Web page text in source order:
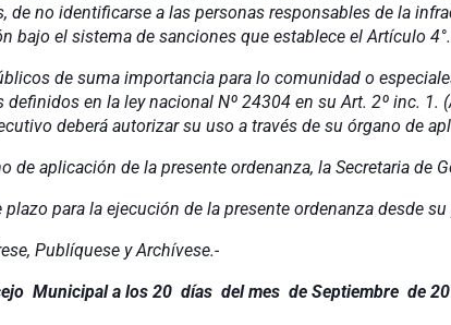
no identificarse a las personas responsables de la
bajo el sistema de sanciones que establece el Artículo
de suma importancia para lo comunidad o
en la ley nacional Nº 24304 en su Art. 2º inc. 1.
deberá autorizar su uso a través de su órgano de
de aplicación de la presente ordenanza, la Secretaria de
para la ejecución de la presente ordenanza desde
Publíquese y Archívese.-
Municipal a los 20 días del mes de Septiembre de